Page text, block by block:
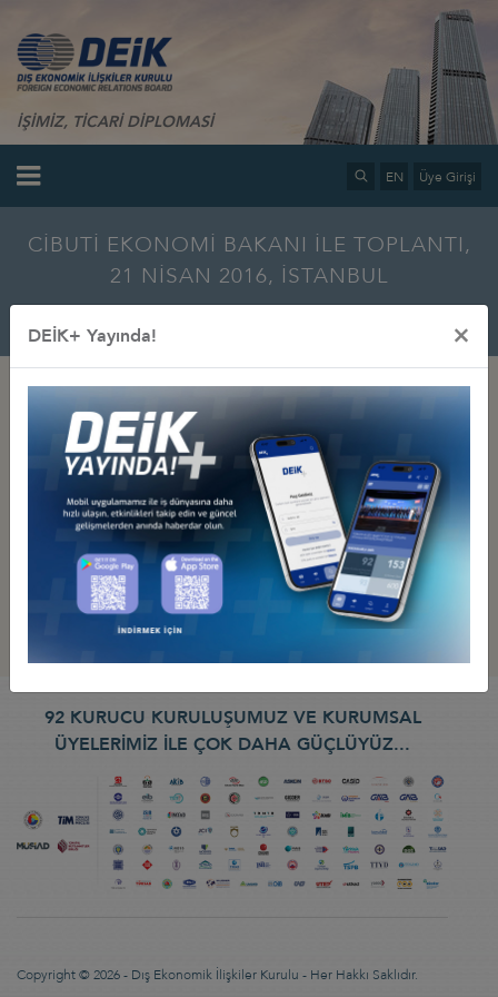
İŞİMİZ, TİCARİ DİPLOMASİ
EN Üye Girişi
CİBUTİ EKONOMİ BAKANI İLE TOPLANTI,
21 NİSAN 2016, İSTANBUL
92 KURUCU KURULUŞUMUZ VE KURUMSAL
ÜYELERİMİZ İLE ÇOK DAHA GÜÇLÜYÜZ...
Copyright © 2026 - Dış Ekonomik İlişkiler Kurulu - Her Hakkı Saklıdır.
DEİK+ Yayında! ×